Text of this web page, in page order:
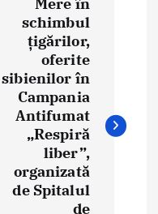
Mere în
schimbul
țigărilor,
oferite
sibienilor în
Campania
Antifumat
„Respiră
liber”,
organizată
de Spitalul
de